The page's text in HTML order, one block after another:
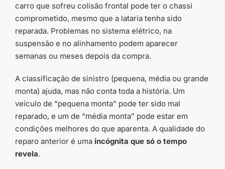
carro que sofreu colisão frontal pode ter o chassi
comprometido, mesmo que a lataria tenha sido
reparada. Problemas no sistema elétrico, na
suspensão e no alinhamento podem aparecer
semanas ou meses depois da compra.
A classificação de sinistro (pequena, média ou grande
monta) ajuda, mas não conta toda a história. Um
veículo de “pequena monta” pode ter sido mal
reparado, e um de “média monta” pode estar em
condições melhores do que aparenta. A qualidade do
reparo anterior é uma incógnita que só o tempo
revela.